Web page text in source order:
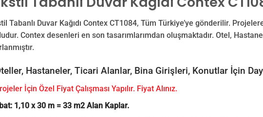
Tabanlı Duvar Kağıdı Contex CT1084, Tüm Türkiye’ye gönderilir.
Contex desenleri en son tasarımlarımdan oluşmaktadır. Otel,
Hastaneler, Ticari Alanlar, Bina Girişleri, Konutlar İçin
İçin Özel Fiyat Çalışması Yapılır. Fiyat Alınız.
1,10 x 30 m = 33 m2 Alan Kaplar.